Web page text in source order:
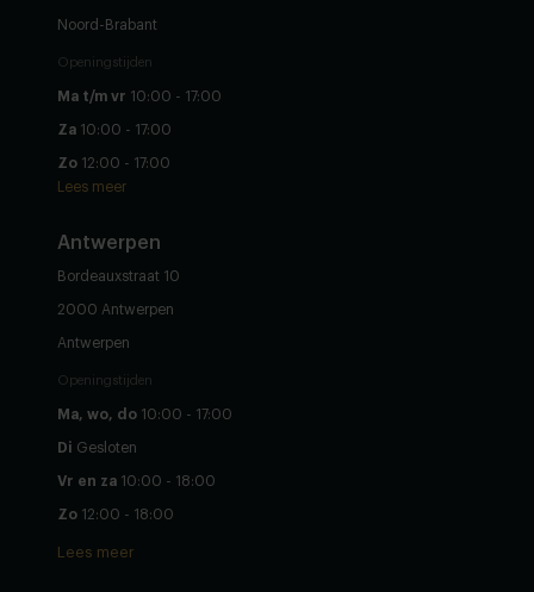
Noord-Brabant
Openingstijden
Ma t/m vr 10:00 - 17:00
Za 10:00 - 17:00
Zo 12:00 - 17:00
Lees meer
Antwerpen
Bordeauxstraat 10
2000 Antwerpen
Antwerpen
Openingstijden
Ma, wo, do 10:00 - 17:00
Di Gesloten
Vr en za 10:00 - 18:00
Zo 12:00 - 18:00
Lees meer